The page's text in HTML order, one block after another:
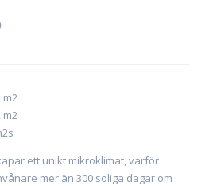
m2
m2
ett unikt mikroklimat, varför
mer än 300 soliga dagar om